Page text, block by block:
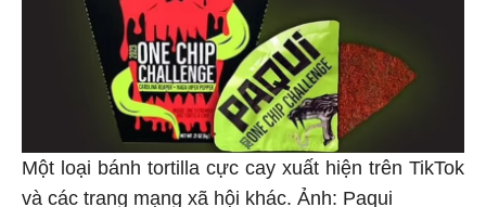
Một loại bánh tortilla cực cay xuất hiện trên TikTok
và các trang mạng xã hội khác. Ảnh: Paqui